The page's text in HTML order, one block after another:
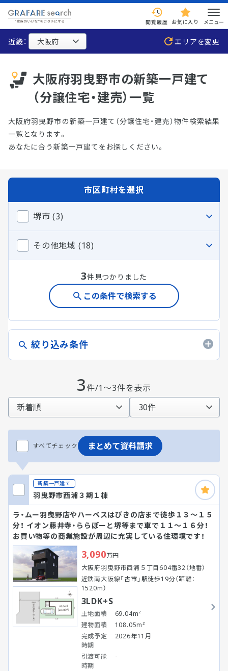
閲覧履歴 お気に入り メニュー
近畿： エリアを変更
大阪府羽曳野市の新築一戸建て
（分譲住宅・建売）一覧
大阪府羽曳野市の新築一戸建て（分譲住宅・建売）物件検索結果
一覧となります。
あなたに合う新築一戸建てをお探しください。
3件/1～3件を表示
すべてチェック まとめて資料請求
新築一戸建て
羽曳野市西浦３期１棟
ラ・ムー羽曳野店やハーベスはびきの店まで徒歩１３～１５
分！ イオン藤井寺・ららぽーと堺等まで車で１１～１６分！
お買い物等の商業施設が周辺に充実している住環境です！
3,090万円
大阪府羽曳野市西浦５丁目604番32（地番）
近鉄南大阪線「古市」駅徒歩19分（距離：
1520m）
3LDK+S
土地面積
69.04m²
建物面積
108.05m²
完成予定
時期
2026年11月
引渡可能
時期
-
市区町村を選択
堺市 (3)
その他地域 (18)
3件見つかりました
この条件で検索する
絞り込み条件